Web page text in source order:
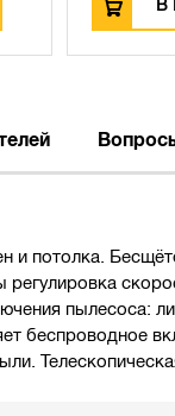
В
и потолка.
пылесоса:
беспроводное